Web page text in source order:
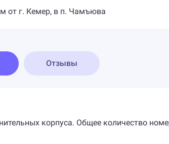
от г. Кемер, в п. Чамъюва
Отзывы
корпуса. Общее количество